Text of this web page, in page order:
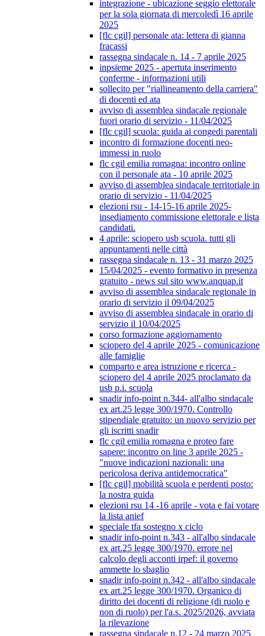
integrazione - ubicazione seggio elettorale
per la sola giornata di mercoledì 16 aprile
2025
[flc cgil] personale ata: lettera di gianna
fracassi
rassegna sindacale n. 14 - 7 aprile 2025
inpsieme 2025 - apertuta inserimento
conferme - informazioni utili
sollecito per "riallineamento della carriera"
di docenti ed ata
avviso di assemblea sindacale regionale
fuori orario di servizio - 11/04/2025
[flc cgil] scuola: guida ai congedi parentali
incontro di formazione docenti neo-
immessi in ruolo
flc cgil emilia romagna: incontro online
con il personale ata - 10 aprile 2025
avviso di assemblea sindacale territoriale in
orario di servizio - 11/04/2025
elezioni rsu - 14-15-16 aprile 2025-
insediamento commissione elettorale e lista
candidati.
4 aprile: sciopero usb scuola. tutti gli
appuntamenti nelle città
rassegna sindacale n. 13 - 31 marzo 2025
15/04/2025 - evento formativo in presenza
gratuito - news sul sito www.anquap.it
avviso di assemblea sindacale regionale in
orario di servizio il 09/04/2025
avviso di assemblea sindacale in orario di
servizio il 10/04/2025
corso formazione aggiornamento
sciopero del 4 aprile 2025 - comunicazione
alle famiglie
comparto e area istruzione e ricerca -
sciopero del 4 aprile 2025 proclamato da
usb p.i. scuola
snadir info-point n.344- all'albo sindacale
ex art.25 legge 300/1970. Controllo
stipendiale gratuito: un nuovo servizio per
gli iscritti snadir
flc cgil emilia romagna e proteo fare
sapere: incontro on line 3 aprile 2025 -
"nuove indicazioni nazionali: una
pericolosa deriva antidemocratica"
[flc cgil] mobilità scuola e perdenti posto:
la nostra guida
elezioni rsu 14 -16 aprile - vota e fai votare
la lista anief
speciale tfa sostegno x ciclo
snadir info-point n.343 - all'albo sindacale
ex art.25 legge 300/1970. errore nel
calcolo degli acconti irpef: il governo
ammette lo sbaglio
snadir info-point n.342 - all'albo sindacale
ex art.25 legge 300/1970. Organico di
diritto dei docenti di religione (di ruolo e
non di ruolo) per l'a.s. 2025/2026, avviata
la rilevazione
rassegna sindacale n.12 - 24 marzo 2025